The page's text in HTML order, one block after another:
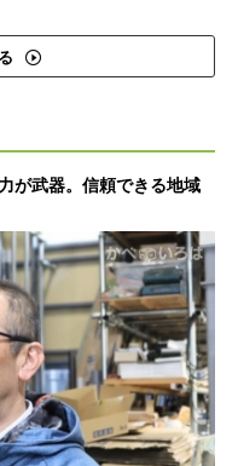
が武器。信頼できる地域